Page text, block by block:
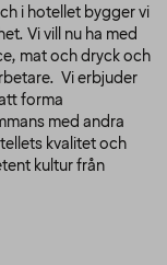
i hotellet bygger vi
Vi vill nu ha med
mat och dryck och
Vi erbjuder
forma
med andra
kvalitet och
kultur från